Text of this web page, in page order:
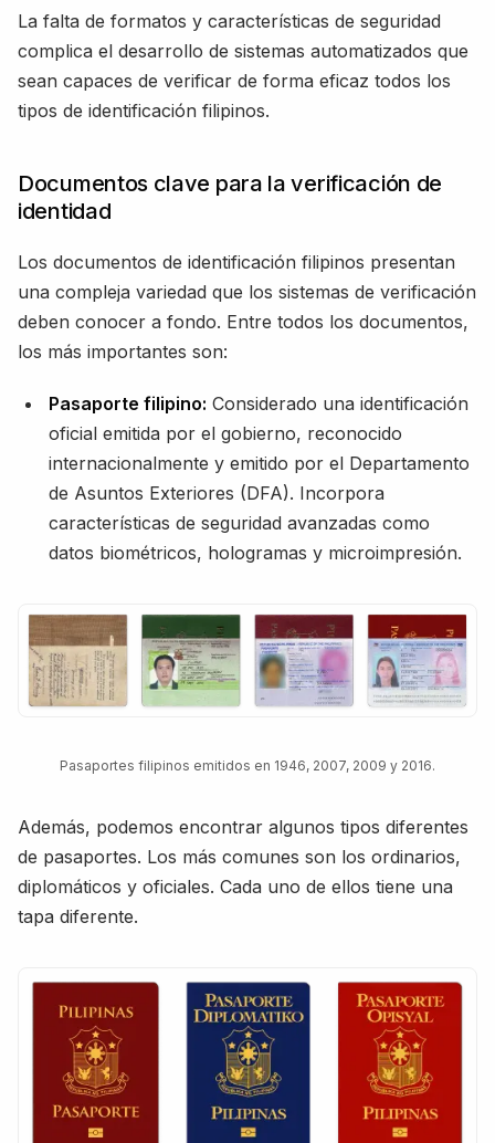
La falta de formatos y características de seguridad
complica el desarrollo de sistemas automatizados que
sean capaces de verificar de forma eficaz todos los
tipos de identificación filipinos.
Documentos clave para la verificación de
identidad
Los documentos de identificación filipinos presentan
una compleja variedad que los sistemas de verificación
deben conocer a fondo. Entre todos los documentos,
los más importantes son:
Pasaporte filipino: Considerado una identificación
oficial emitida por el gobierno, reconocido
internacionalmente y emitido por el Departamento
de Asuntos Exteriores (DFA). Incorpora
características de seguridad avanzadas como
datos biométricos, hologramas y microimpresión.
Pasaportes filipinos emitidos en 1946, 2007, 2009 y 2016.
Además, podemos encontrar algunos tipos diferentes
de pasaportes. Los más comunes son los ordinarios,
diplomáticos y oficiales. Cada uno de ellos tiene una
tapa diferente.